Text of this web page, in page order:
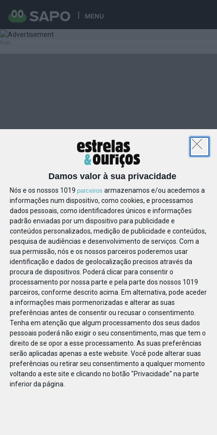
Damos valor à sua privacidade
Nós e os nossos 1019 parceiros armazenamos e/ou acedemos a
informações num dispositivo, como cookies, e processamos
dados pessoais, como identificadores únicos e informações
padrão enviadas por um dispositivo para publicidade e
conteúdos personalizados, medição de publicidade e conteúdos,
pesquisa de audiências e desenvolvimento de serviços. Com a
sua permissão, nós e os nossos parceiros poderemos usar
identificação e dados de geolocalização precisos através da
procura de dispositivos. Poderá clicar para consentir o
processamento por nossa parte e pela parte dos nossos 1019
parceiros, conforme descrito acima. Em alternativa, pode aceder
a informações mais pormenorizadas e alterar as suas
preferências antes de consentir ou recusar o consentimento.
Tenha em atenção que algum processamento dos seus dados
pessoais poderá não exigir o seu consentimento, mas que tem o
direito de se opor a esse processamento. As suas preferências
serão aplicadas apenas a este website. Você pode alterar suas
preferências ou retirar seu consentimento a qualquer momento
voltando a este site e clicando no botão "Privacidade" na parte
inferior da página.
MENU
805031165701480